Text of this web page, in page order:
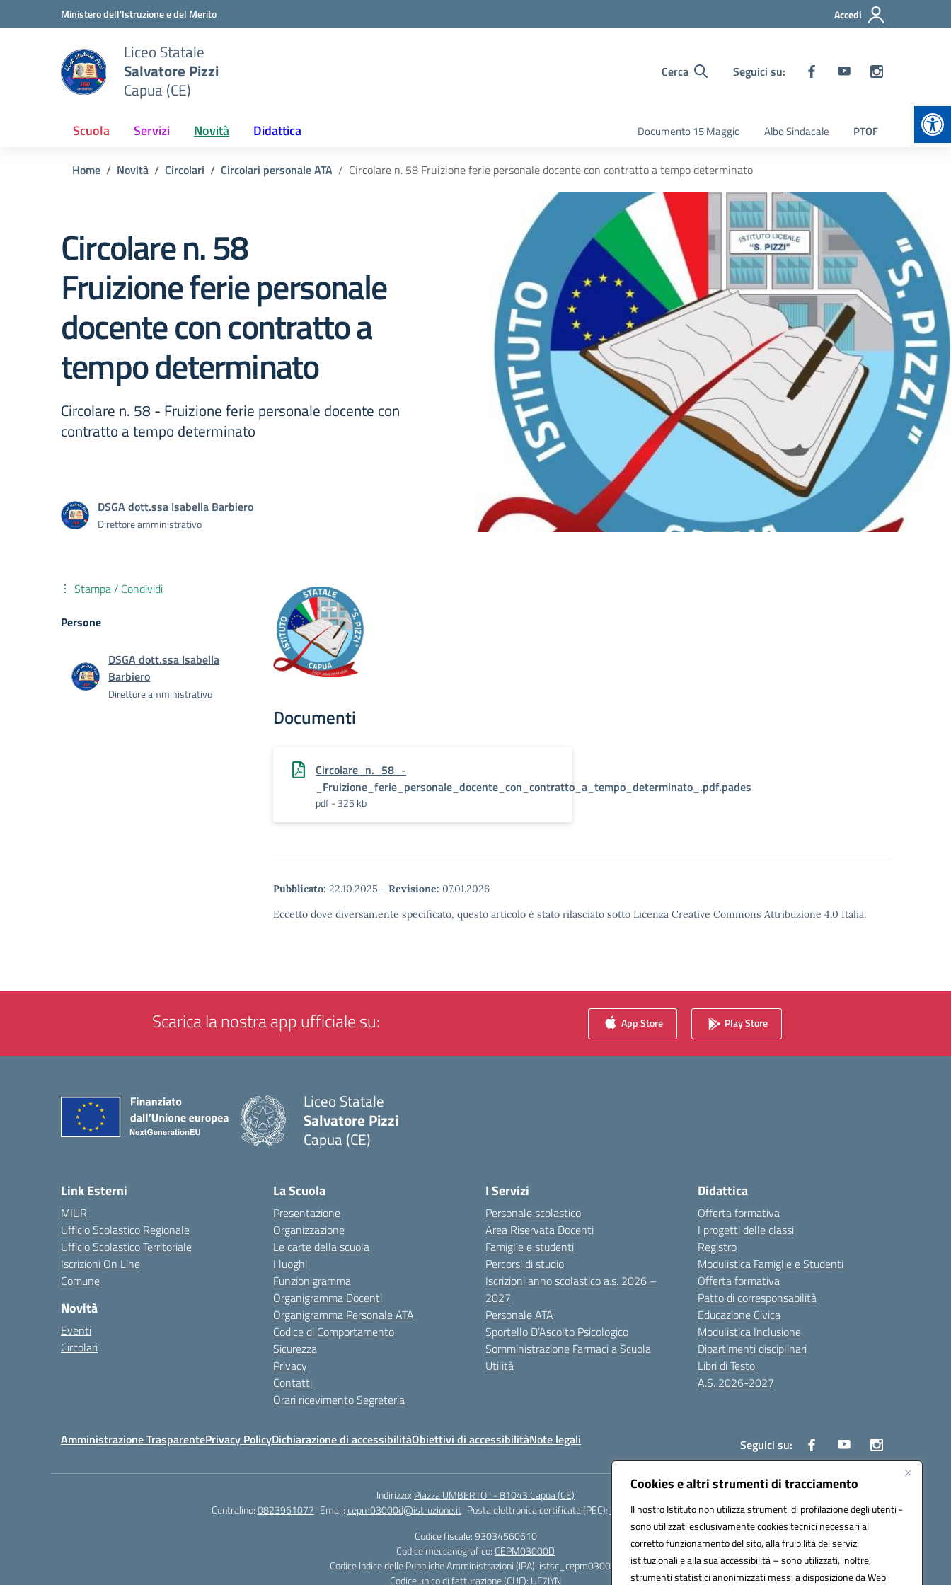
Cookies e altri strumenti di tracciamento
Il nostro Istituto non utilizza strumenti di profilazione degli utenti -
sono utilizzati esclusivamente cookies tecnici necessari al
corretto funzionamento del sito, alla fruibilità dei servizi
istituzionali e alla sua accessibilità – sono utilizzati, inoltre,
strumenti statistici anonimizzati messi a disposizione da Web
Vai ai contenuti
Vai al menu di navigazioneMinistero dell'Istruzione e del Merito Accedi
Liceo Statale
Salvatore Pizzi
Capua (CE)
Cerca Seguici su:
Scuola Servizi Novità Didattica Documento 15 Maggio Albo Sindacale PTOF
Home Novità Circolari Circolari personale ATA Circolare n. 58 Fruizione ferie personale docente con contratto a tempo determinato
Circolare n. 58
Fruizione ferie personale
docente con contratto a
tempo determinato
Circolare n. 58 - Fruizione ferie personale docente con
contratto a tempo determinato
DSGA dott.ssa Isabella Barbiero
Direttore amministrativo
Documenti
Circolare_n._58_-
_Fruizione_ferie_personale_docente_con_contratto_a_tempo_determinato_.pdf.pades
pdf - 325 kb
Pubblicato: 22.10.2025 - Revisione: 07.01.2026
Eccetto dove diversamente specificato, questo articolo è stato rilasciato sotto Licenza Creative Commons Attribuzione 4.0 Italia.
Stampa / Condividi
Persone
DSGA dott.ssa Isabella
Barbiero
Direttore amministrativo
Scarica la nostra app ufficiale su: App Store Play Store
Liceo Statale
Salvatore Pizzi
Capua (CE)
Link Esterni
MIUR
Ufficio Scolastico Regionale
Ufficio Scolastico Territoriale
Iscrizioni On Line
Comune
Novità
Eventi
Circolari
La Scuola
Presentazione
Organizzazione
Le carte della scuola
I luoghi
Funzionigramma
Organigramma Docenti
Organigramma Personale ATA
Codice di Comportamento
Sicurezza
Privacy
Contatti
Orari ricevimento Segreteria
I Servizi
Personale scolastico
Area Riservata Docenti
Famiglie e studenti
Percorsi di studio
Iscrizioni anno scolastico a.s. 2026 –
2027
Personale ATA
Sportello D’Ascolto Psicologico
Somministrazione Farmaci a Scuola
Utilità
Didattica
Offerta formativa
I progetti delle classi
Registro
Modulistica Famiglie e Studenti
Offerta formativa
Patto di corresponsabilità
Educazione Civica
Modulistica Inclusione
Dipartimenti disciplinari
Libri di Testo
A.S. 2026-2027
Amministrazione TrasparentePrivacy PolicyDichiarazione di accessibilitàObiettivi di accessibilitàNote legali Seguici su:
Indirizzo: Piazza UMBERTO I - 81043 Capua (CE)
Centralino:0823961077 Email:cepm03000d@istruzione.it Posta elettronica certificata (PEC):cepm03000d@pec.istruzione.it
Codice fiscale: 93034560610
Codice meccanografico: CEPM03000D
Codice Indice delle Pubbliche Amministrazioni (IPA): istsc_cepm03000d
Codice unico di fatturazione (CUF): UF7IYN